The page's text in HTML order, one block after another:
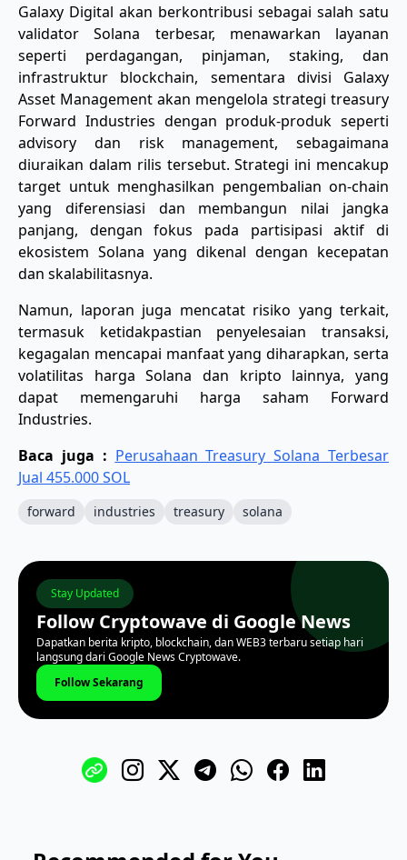
Galaxy Digital akan berkontribusi sebagai salah satu
validator Solana terbesar, menawarkan layanan
seperti perdagangan, pinjaman, staking, dan
infrastruktur blockchain, sementara divisi Galaxy
Asset Management akan mengelola strategi treasury
Forward Industries dengan produk-produk seperti
advisory dan risk management, sebagaimana
diuraikan dalam rilis tersebut. Strategi ini mencakup
target untuk menghasilkan pengembalian on-chain
yang diferensiasi dan membangun nilai jangka
panjang, dengan fokus pada partisipasi aktif di
ekosistem Solana yang dikenal dengan kecepatan
dan skalabilitasnya.
Namun, laporan juga mencatat risiko yang terkait,
termasuk ketidakpastian penyelesaian transaksi,
kegagalan mencapai manfaat yang diharapkan, serta
volatilitas harga Solana dan kripto lainnya, yang
dapat memengaruhi harga saham Forward
Industries.
Baca juga : Perusahaan Treasury Solana Terbesar
Jual 455.000 SOL
forward industries treasury solana
Stay Updated
Follow Cryptowave di Google News
Dapatkan berita kripto, blockchain, dan WEB3 terbaru setiap hari
langsung dari Google News Cryptowave.
Follow Sekarang